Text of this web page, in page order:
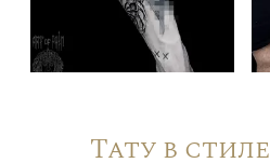
Тату в стиле